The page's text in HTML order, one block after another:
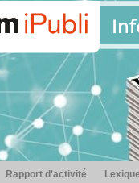
Rapport d'activité